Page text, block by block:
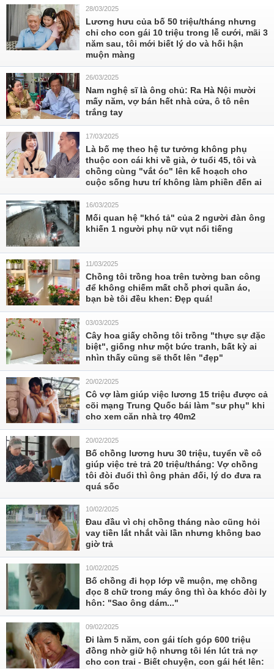
28/03/2025
Lương hưu của bố 50 triệu/tháng nhưng
chỉ cho con gái 10 triệu trong lễ cưới, mãi 3
năm sau, tôi mới biết lý do và hối hận
muộn màng
26/03/2025
Nam nghệ sĩ là ông chủ: Ra Hà Nội mười
mấy năm, vợ bán hết nhà cửa, ô tô nên
trắng tay
17/03/2025
Là bố mẹ theo hệ tư tưởng không phụ
thuộc con cái khi về già, ở tuổi 45, tôi và
chồng cùng "vắt óc" lên kế hoạch cho
cuộc sống hưu trí không làm phiền đến ai
16/03/2025
Mối quan hệ "khó tả" của 2 người đàn ông
khiến 1 người phụ nữ vụt nổi tiếng
11/03/2025
Chồng tôi trồng hoa trên tường ban công
để không chiếm mất chỗ phơi quần áo,
bạn bè tôi đều khen: Đẹp quá!
03/03/2025
Cây hoa giấy chồng tôi trồng "thực sự đặc
biệt", giống như một bức tranh, bất kỳ ai
nhìn thấy cũng sẽ thốt lên "đẹp"
20/02/2025
Cô vợ làm giúp việc lương 15 triệu được cả
cõi mạng Trung Quốc bái làm "sư phụ" khi
cho xem căn nhà trọ 40m2
20/02/2025
Bố chồng lương hưu 30 triệu, tuyển về cô
giúp việc trẻ trả 20 triệu/tháng: Vợ chồng
tôi đòi đuổi thì ông phản đối, lý do đưa ra
quá sốc
10/02/2025
Đau đầu vì chị chồng tháng nào cũng hỏi
vay tiền lắt nhắt vài lần nhưng không bao
giờ trả
10/02/2025
Bố chồng đi họp lớp về muộn, mẹ chồng
đọc 8 chữ trong máy ông thì òa khóc đòi ly
hôn: "Sao ông dám..."
09/02/2025
Đi làm 5 năm, con gái tích góp 600 triệu
đồng nhờ giữ hộ nhưng tôi lén lút trả nợ
cho con trai - Biết chuyện, con gái hét lên: